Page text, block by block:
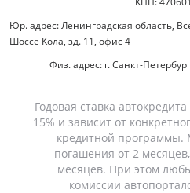
Юр. адрес: Ленинградская область,
Шоссе Кола, зд. 11, офис 4
Физ. адрес: г. Санкт-
Годовая ставка
15% и зависит от
кредитной
погашения от 2
месяцев. При этом
комиссии